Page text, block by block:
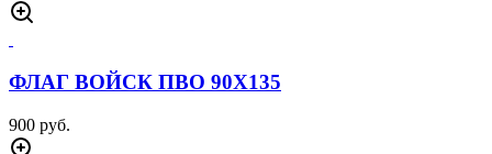
ФЛАГ ВОЙСК ПВО 90Х135
900 руб.